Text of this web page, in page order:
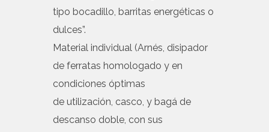
tipo bocadillo, barritas energéticas o
dulces”.
Material individual (Arnés, disipador
de ferratas homologado y en
condiciones óptimas
de utilización, casco, y bagá de
descanso doble, con sus